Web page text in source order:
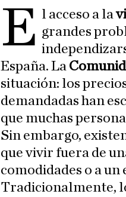
E l acceso a la
grandes
España. La
situación: los
demandadas han
que muchas
Sin embargo,
que vivir fuera de
comodidades o a
Tradicionalmente,